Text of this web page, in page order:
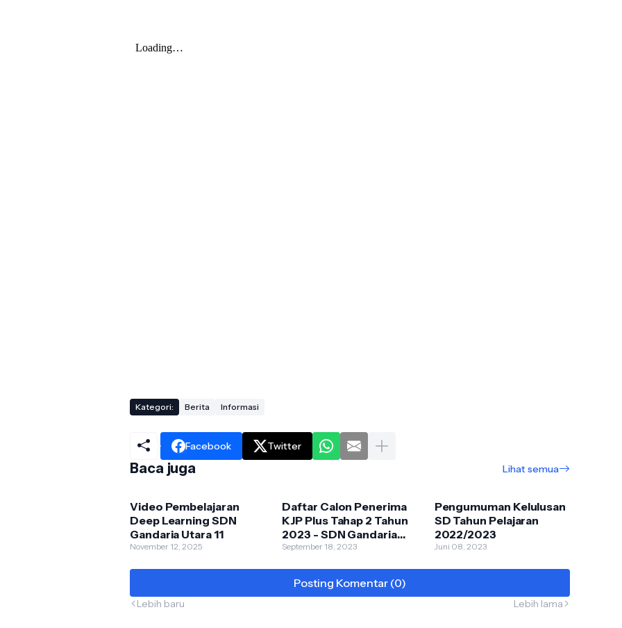
Kategori: Berita Informasi
Facebook Twitter
Baca juga Lihat semua
Video Pembelajaran
Deep Learning SDN
Gandaria Utara 11
November 12, 2025
Daftar Calon Penerima
KJP Plus Tahap 2 Tahun
2023 - SDN Gandaria
Utara 11
September 18, 2023
Pengumuman Kelulusan
SD Tahun Pelajaran
2022/2023
Juni 08, 2023
Posting Komentar (0)
Lebih baru Lebih lama